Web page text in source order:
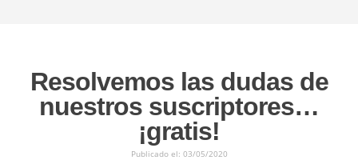
Resolvemos las dudas de
nuestros suscriptores…
¡gratis!
Publicado el: 03/05/2020